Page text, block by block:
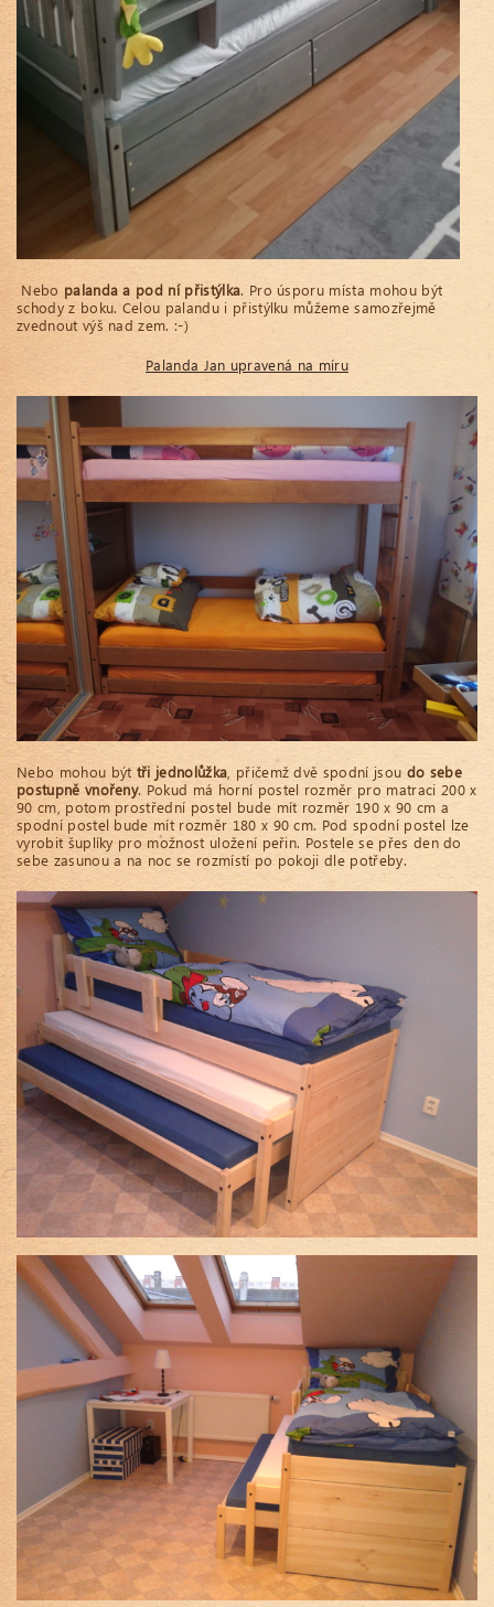
Nebo palanda a pod ní přistýlka. Pro úsporu místa mohou být
schody z boku. Celou palandu i přistýlku můžeme samozřejmě
zvednout výš nad zem. :-)
Palanda Jan upravená na míru
Nebo mohou být tři jednolůžka , přičemž dvě spodní jsou do sebe
postupně vnořeny. Pokud má horní postel rozměr pro matraci 200 x
90 cm, potom prostřední postel bude mít rozměr 190 x 90 cm a
spodní postel bude mít rozměr 180 x 90 cm. Pod spodní postel lze
vyrobit šuplíky pro možnost uložení peřin. Postele se přes den do
sebe zasunou a na noc se rozmístí po pokoji dle potřeby.